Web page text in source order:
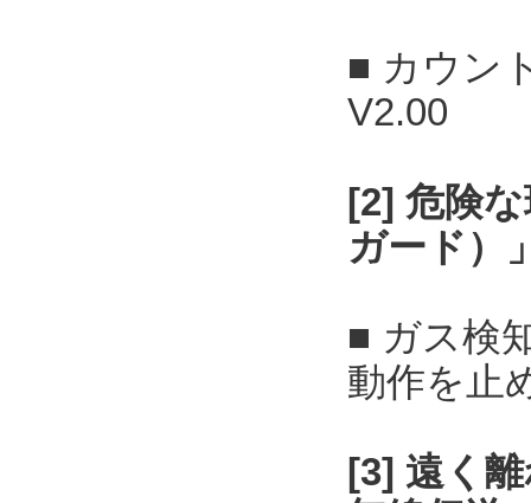
■ カウン
V2.00
[2] 危険
ガード）
■ ガス検
動作を
[3] 遠く